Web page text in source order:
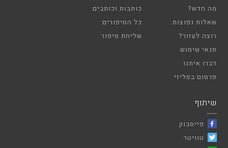
מה חדש?
שאלות נפוצות
רוצה לעזור?
תנאי שימוש
דברו איתנו
פרסום בסליזי
כותבות וכותבים
כל הסיפורים
שליחת סיפור
שיתוף
פייסבוק
טוויטר